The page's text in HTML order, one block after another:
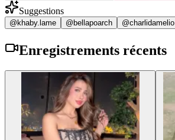
Suggestions
@khaby.lame @bellapoarch @charlidamelio
Enregistrements récents